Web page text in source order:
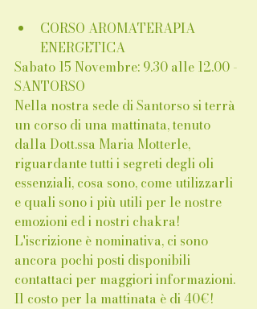
CORSO AROMATERAPIA
ENERGETICA
Sabato 15 Novembre: 9.30 alle 12.00 -
SANTORSO
Nella nostra sede di Santorso si terrà
un corso di una mattinata, tenuto
dalla Dott.ssa Maria Motterle,
riguardante tutti i segreti degli oli
essenziali, cosa sono, come utilizzarli
e quali sono i più utili per le nostre
emozioni ed i nostri chakra!
L'iscrizione è nominativa, ci sono
ancora pochi posti disponibili
contattaci per maggiori informazioni.
Il costo per la mattinata è di 40€!